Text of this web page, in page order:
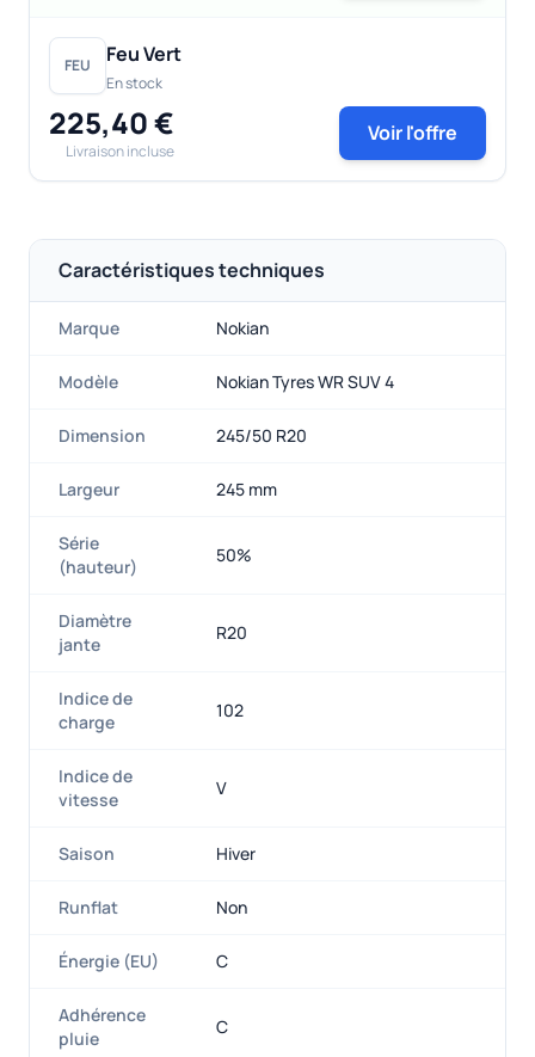
FEU Feu Vert
En stock
225,40 €
Livraison incluse
Voir l'offre
Caractéristiques techniques
Marque Nokian
Modèle Nokian Tyres WR SUV 4
Dimension 245/50 R20
Largeur 245 mm
Série
(hauteur)
50%
Diamètre
jante
R20
Indice de
charge
102
Indice de
vitesse
V
Saison Hiver
Runflat Non
Énergie (EU) C
Adhérence
pluie
C